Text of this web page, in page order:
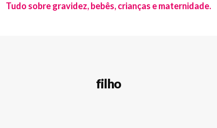
Tudo sobre gravidez, bebês, crianças e maternidade.
filho